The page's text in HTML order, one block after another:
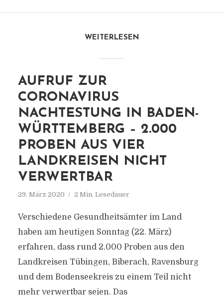
WEITERLESEN
AUFRUF ZUR
CORONAVIRUS
NACHTESTUNG IN BADEN-
WÜRTTEMBERG – 2.000
PROBEN AUS VIER
LANDKREISEN NICHT
VERWERTBAR
29. März 2020 2 Min. Lesedauer
Verschiedene Gesundheitsämter im Land
haben am heutigen Sonntag (22. März)
erfahren, dass rund 2.000 Proben aus den
Landkreisen Tübingen, Biberach, Ravensburg
und dem Bodenseekreis zu einem Teil nicht
mehr verwertbar seien. Das